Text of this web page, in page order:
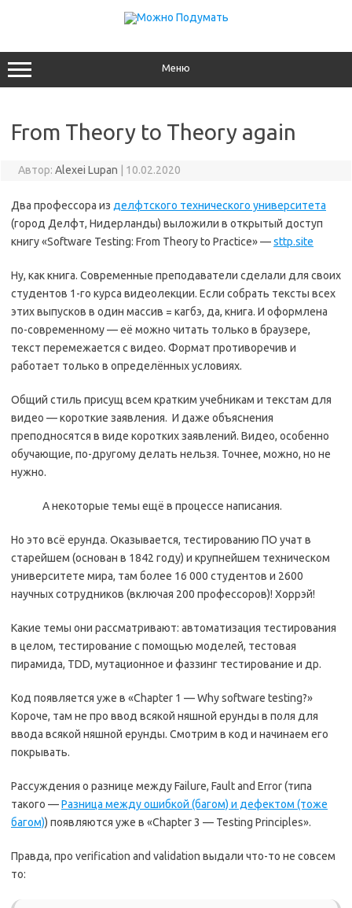
Меню
From Theory to Theory again
Автор: Alexei Lupan 10.02.2020
Два профессора из делфтского технического университета
(город Делфт, Нидерланды) выложили в открытый доступ
книгу «Software Testing: From Theory to Practice» —sttp.site
Ну, как книга. Современные преподаватели сделали для своих
студентов 1-го курса видеолекции. Если собрать тексты всех
этих выпусков в один массив = кагбэ, да, книга. И оформлена
по-современному — её можно читать только в браузере,
текст перемежается с видео. Формат противоречив и
работает только в определённых условиях.
Общий стиль присущ всем кратким учебникам и текстам для
видео — короткие заявления. И даже объяснения
преподносятся в виде коротких заявлений. Видео, особенно
обучающие, по-другому делать нельзя. Точнее, можно, но не
нужно.
А некоторые темы ещё в процессе написания.
Но это всё ерунда. Оказывается, тестированию ПО учат в
старейшем (основан в 1842 году) и крупнейшем техническом
университете мира, там более 16 000 студентов и 2600
научных сотрудников (включая 200 профессоров)! Хоррэй!
Какие темы они рассматривают: автоматизация тестирования
в целом, тестирование с помощью моделей, тестовая
пирамида, TDD, мутационное и фаззинг тестирование и др.
Код появляется уже в «Chapter 1 — Why software testing?»
Короче, там не про ввод всякой няшной ерунды в поля для
ввода всякой няшной ерунды. Смотрим в код и начинаем его
покрывать.
Рассуждения о разнице между Failure, Fault and Error (типа
такого —Разница между ошибкой (багом) и дефектом (тоже
багом)) появляются уже в «Chapter 3 — Testing Principles».
Правда, про verification and validation выдали что-то не совсем
то: